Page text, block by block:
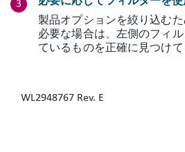
製品オプションを絞り込む
必要な場合は、左側のフィ
ているものを正確に見つけて
WL2948767 Rev. E